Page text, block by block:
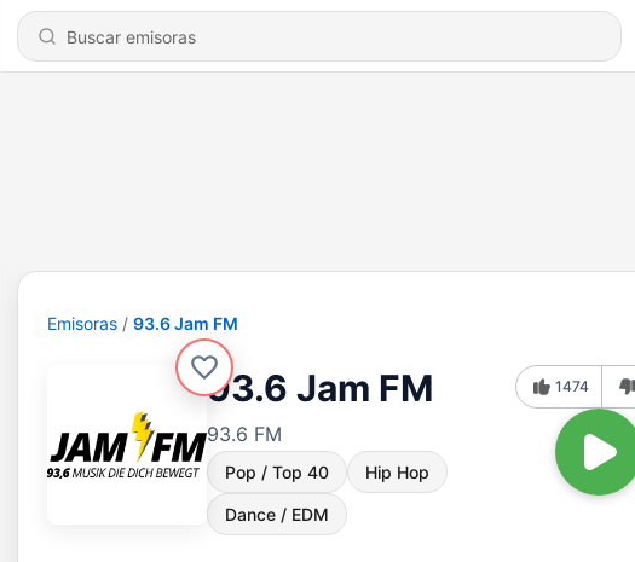
Emisoras 93.6 Jam FM
93.6 Jam FM
93.6 FM
Pop / Top 40 Hip Hop
Dance / EDM
1474